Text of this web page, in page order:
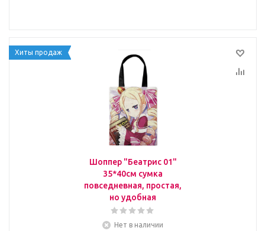
Хиты продаж
Шоппер "Беатрис 01"
35*40см сумка
повседневная, простая,
но удобная
Нет в наличии